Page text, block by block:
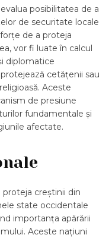
posibilitatea de a
de securitate locale
de a proteja
vor fi luate în calcul
diplomatice
cetățenii sau
Aceste
de presiune
fundamentale și
afectate.
proteja creștinii din
state occidentale
importanța apărării
Aceste națiuni